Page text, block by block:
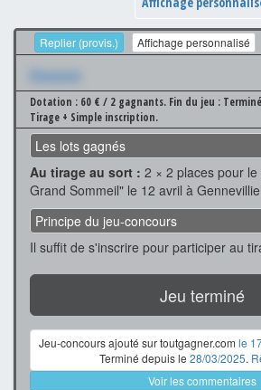
Replier (provis.) Affichage personnalisé
Xxxxxxx
Dotation : 60 € / 2 gagnants. Fin du jeu :
Tirage + Simple inscription.
Les lots gagnés
Au tirage au sort : 2 × 2 places pour
Grand Sommeil" le 12 avril à
Principe du jeu-concours
Il suffit de s'inscrire pour participer au
Jeu terminé
Jeu-concours ajouté sur toutgagner.com le
Terminé depuis le 28/03/2025.
Voir les commentaires